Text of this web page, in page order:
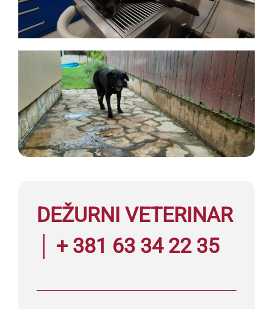
DEŽURNI VETERINAR
│ + 381 63 34 22 35